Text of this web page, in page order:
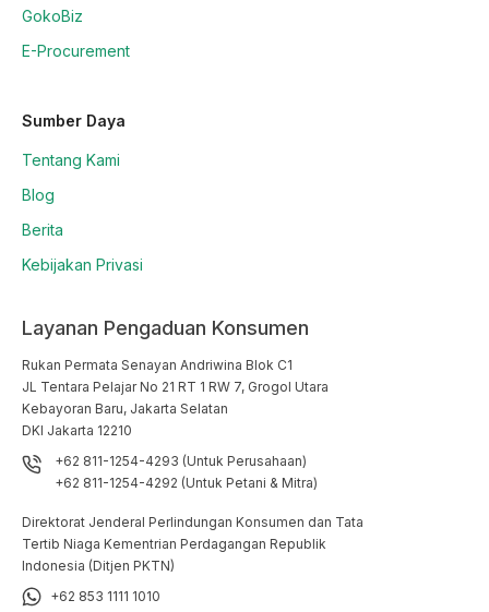
GokoBiz
E-Procurement
Sumber Daya
Tentang Kami
Blog
Berita
Kebijakan Privasi
Layanan Pengaduan Konsumen
Rukan Permata Senayan Andriwina Blok C1
JL Tentara Pelajar No 21 RT 1 RW 7, Grogol Utara
Kebayoran Baru, Jakarta Selatan
DKI Jakarta 12210
+62 811-1254-4293 (Untuk Perusahaan)
+62 811-1254-4292 (Untuk Petani & Mitra)
Direktorat Jenderal Perlindungan Konsumen dan Tata
Tertib Niaga Kementrian Perdagangan Republik
Indonesia (Ditjen PKTN)
+62 853 1111 1010